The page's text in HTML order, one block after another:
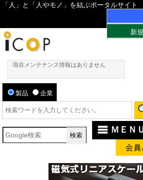
「人」と「人やモノ」を結ぶポータルサイト
新
現在メンテナンス情報はありません
製品 企業
ＭＥＮＵ